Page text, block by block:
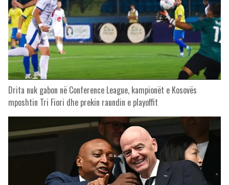
Drita nuk gabon në Conference League, kampionët e Kosovës
mposhtin Tri Fiori dhe prekin raundin e playoffit